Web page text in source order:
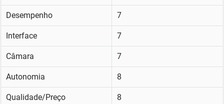
Desempenho 7
Interface 7
Câmara 7
Autonomia 8
Qualidade/Preço 8